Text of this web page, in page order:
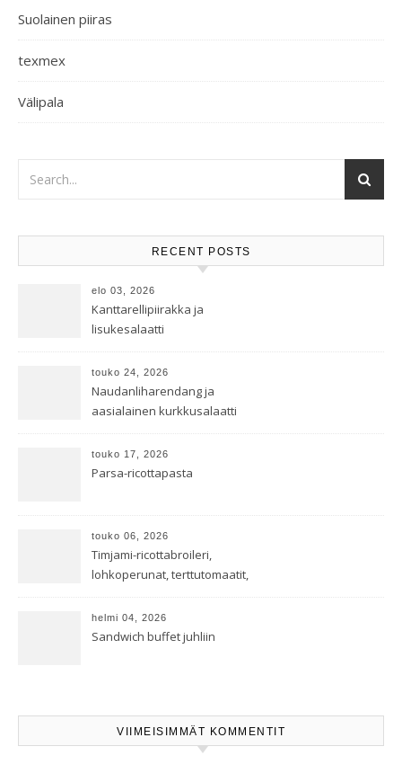
Suolainen piiras
texmex
Välipala
RECENT POSTS
elo 03, 2026
Kanttarellipiirakka ja
lisukesalaatti
touko 24, 2026
Naudanliharendang ja
aasialainen kurkkusalaatti
touko 17, 2026
Parsa-ricottapasta
touko 06, 2026
Timjami-ricottabroileri,
lohkoperunat, terttutomaatit,
salaatti
helmi 04, 2026
Sandwich buffet juhliin
VIIMEISIMMÄT KOMMENTIT